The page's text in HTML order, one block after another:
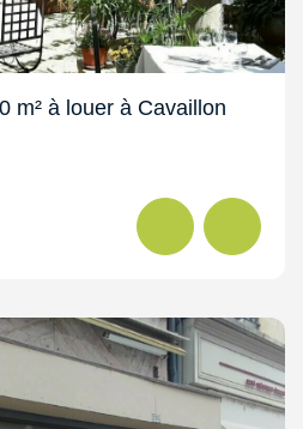
m² à louer à Cavaillon